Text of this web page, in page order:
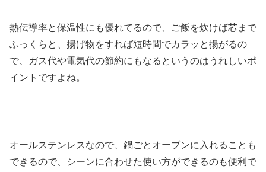
熱伝導率と保温性にも優れてるので、ご飯を炊けば芯まで
ふっくらと、揚げ物をすれば短時間でカラッと揚がるの
で、ガス代や電気代の節約にもなるというのはうれしいポ
イントですよね。
オールステンレスなので、鍋ごとオーブンに入れることも
できるので、シーンに合わせた使い方ができるのも便利で